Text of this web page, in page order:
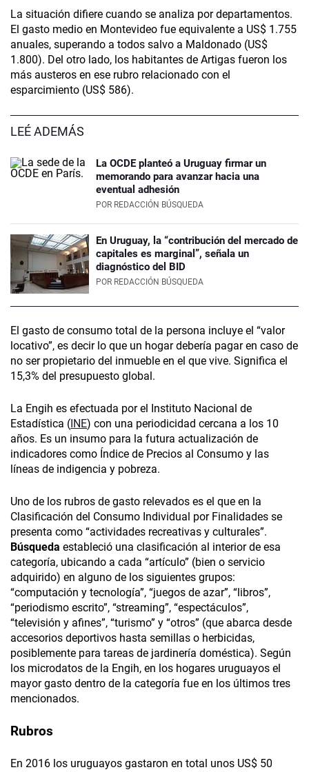
La situación difiere cuando se analiza por departamentos.
El gasto medio en Montevideo fue equivalente a US$ 1.755
anuales, superando a todos salvo a Maldonado (US$
1.800). Del otro lado, los habitantes de Artigas fueron los
más austeros en ese rubro relacionado con el
esparcimiento (US$ 586).
LEÉ ADEMÁS
La OCDE planteó a Uruguay firmar un
memorando para avanzar hacia una
eventual adhesión
POR REDACCIÓN BÚSQUEDA
En Uruguay, la “contribución del mercado de
capitales es marginal”, señala un
diagnóstico del BID
POR REDACCIÓN BÚSQUEDA
El gasto de consumo total de la persona incluye el “valor
locativo”, es decir lo que un hogar debería pagar en caso de
no ser propietario del inmueble en el que vive. Significa el
15,3% del presupuesto global.
La Engih es efectuada por el Instituto Nacional de
Estadística (INE) con una periodicidad cercana a los 10
años. Es un insumo para la futura actualización de
indicadores como Índice de Precios al Consumo y las
líneas de indigencia y pobreza.
Uno de los rubros de gasto relevados es el que en la
Clasificación del Consumo Individual por Finalidades se
presenta como “actividades recreativas y culturales”.
Búsqueda estableció una clasificación al interior de esa
categoría, ubicando a cada “artículo” (bien o servicio
adquirido) en alguno de los siguientes grupos:
“computación y tecnología”, “juegos de azar”, “libros”,
“periodismo escrito”, “streaming”, “espectáculos”,
“televisión y afines”, “turismo” y “otros” (que abarca desde
accesorios deportivos hasta semillas o herbicidas,
posiblemente para tareas de jardinería doméstica). Según
los microdatos de la Engih, en los hogares uruguayos el
mayor gasto dentro de la categoría fue en los últimos tres
mencionados.
Rubros
En 2016 los uruguayos gastaron en total unos US$ 50